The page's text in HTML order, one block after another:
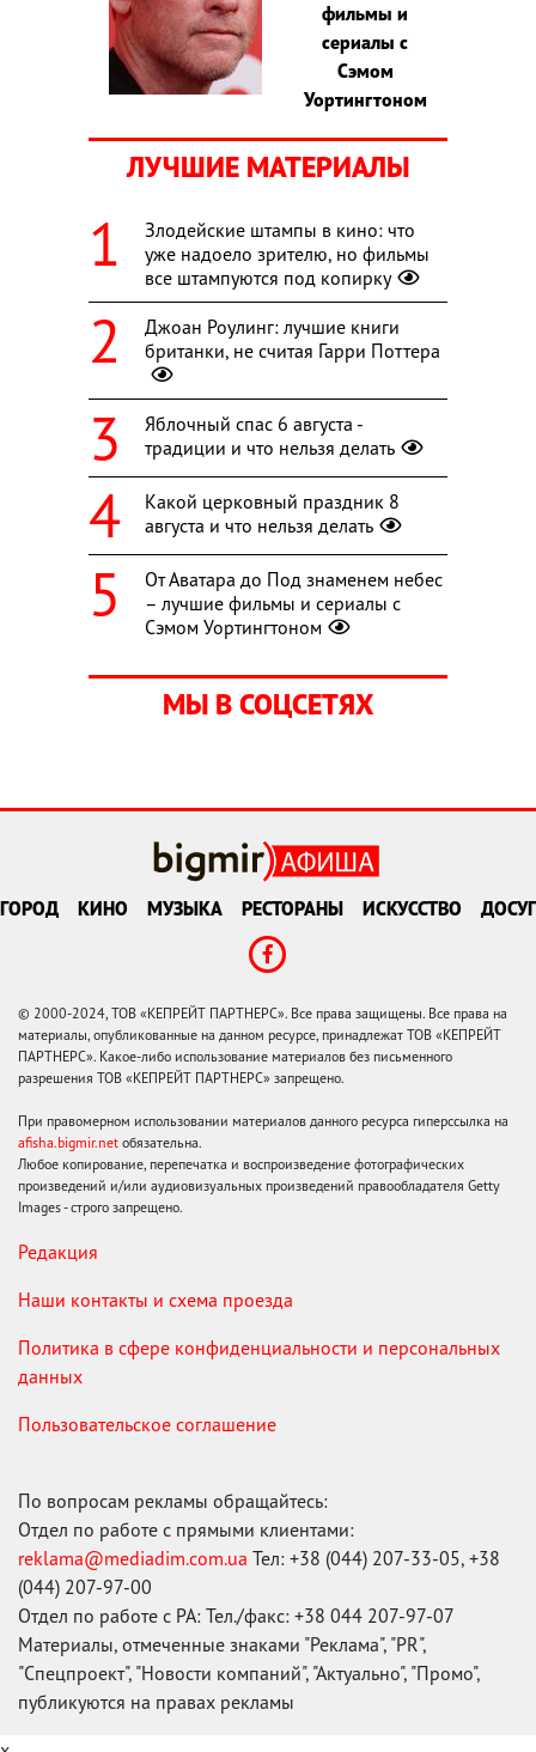
фильмы и
сериалы с
Сэмом
Уортингтоном
ЛУЧШИЕ МАТЕРИАЛЫ
Злодейские штампы в кино: что
уже надоело зрителю, но фильмы
все штампуются под копирку
Джоан Роулинг: лучшие книги
британки, не считая Гарри Поттера
Яблочный спас 6 августа -
традиции и что нельзя делать
Какой церковный праздник 8
августа и что нельзя делать
От Аватара до Под знаменем небес
– лучшие фильмы и сериалы с
Сэмом Уортингтоном
МЫ В СОЦСЕТЯХ
ГОРОД КИНО МУЗЫКА РЕСТОРАНЫ ИСКУССТВО ДОСУГ
© 2000-2024, ТОВ «КЕПРЕЙТ ПАРТНЕРС». Все права защищены. Все права на
материалы, опубликованные на данном ресурсе, принадлежат ТОВ «КЕПРЕЙТ
ПАРТНЕРС». Какое-либо использование материалов без письменного
разрешения ТОВ «КЕПРЕЙТ ПАРТНЕРС» запрещено.
При правомерном использовании материалов данного ресурса гиперссылка на
afisha.bigmir.net обязательна.
Любое копирование, перепечатка и воспроизведение фотографических
произведений и/или аудиовизуальных произведений правообладателя Getty
Images - строго запрещено.
Редакция
Наши контакты и схема проезда
Политика в сфере конфиденциальности и персональных
данных
Пользовательское соглашение
По вопросам рекламы обращайтесь:
Отдел по работе с прямыми клиентами:
reklama@mediadim.com.ua Тел: +38 (044) 207-33-05, +38
(044) 207-97-00
Отдел по работе с РА: Тел./факс: +38 044 207-97-07
Материалы, отмеченные знаками "Реклама", "PR",
"Спецпроект", "Новости компаний", "Актуально", "Промо",
публикуются на правах рекламы